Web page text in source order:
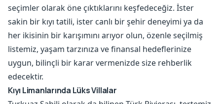
seçimler olarak öne çıktıklarını keşfedeceğiz. İster
sakin bir kıyı tatili, ister canlı bir şehir deneyimi ya da
her ikisinin bir karışımını arıyor olun, özenle seçilmiş
listemiz, yaşam tarzınıza ve finansal hedeflerinize
uygun, bilinçli bir karar vermenizde size rehberlik
edecektir.
Kıyı Limanlarında Lüks Villalar